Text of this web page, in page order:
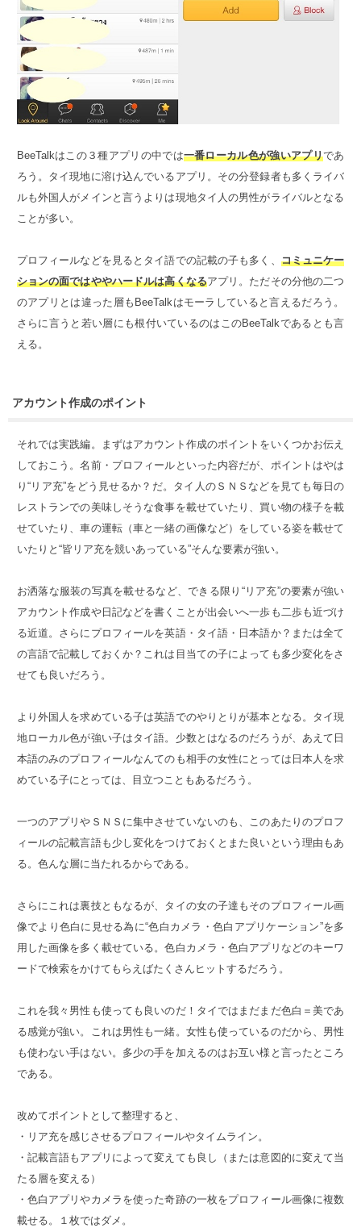
BeeTalkはこの３種アプリの中では一番ローカル色が強いアプリであ
ろう。タイ現地に溶け込んでいるアプリ。その分登録者も多くライバ
ルも外国人がメインと言うよりは現地タイ人の男性がライバルとなる
ことが多い。
プロフィールなどを見るとタイ語での記載の子も多く、 コミュニケー
ションの面ではややハードルは高くなるアプリ。ただその分他の二つ
のアプリとは違った層もBeeTalkはモーラしていると言えるだろう。
さらに言うと若い層にも根付いているのはこのBeeTalkであるとも言
える。
アカウント作成のポイント
それでは実践編。まずはアカウント作成のポイントをいくつかお伝え
しておこう。名前・プロフィールといった内容だが、ポイントはやは
り“リア充”をどう見せるか？だ。タイ人のＳＮＳなどを見ても毎日の
レストランでの美味しそうな食事を載せていたり、買い物の様子を載
せていたり、車の運転（車と一緒の画像など）をしている姿を載せて
いたりと“皆リア充を競いあっている”そんな要素が強い。
お洒落な服装の写真を載せるなど、できる限り“リア充”の要素が強い
アカウント作成や日記などを書くことが出会いへ一歩も二歩も近づけ
る近道。さらにプロフィールを英語・タイ語・日本語か？または全て
の言語で記載しておくか？これは目当ての子によっても多少変化をさ
せても良いだろう。
より外国人を求めている子は英語でのやりとりが基本となる。タイ現
地ローカル色が強い子はタイ語。少数とはなるのだろうが、あえて日
本語のみのプロフィールなんてのも相手の女性にとっては日本人を求
めている子にとっては、目立つこともあるだろう。
一つのアプリやＳＮＳに集中させていないのも、このあたりのプロフ
ィールの記載言語も少し変化をつけておくとまた良いという理由もあ
る。色んな層に当たれるからである。
さらにこれは裏技ともなるが、タイの女の子達もそのプロフィール画
像でより色白に見せる為に“色白カメラ・色白アプリケーション”を多
用した画像を多く載せている。色白カメラ・色白アプリなどのキーワ
ードで検索をかけてもらえばたくさんヒットするだろう。
これを我々男性も使っても良いのだ！タイではまだまだ色白＝美であ
る感覚が強い。これは男性も一緒。女性も使っているのだから、男性
も使わない手はない。多少の手を加えるのはお互い様と言ったところ
である。
改めてポイントとして整理すると、
・リア充を感じさせるプロフィールやタイムライン。
・記載言語もアプリによって変えても良し（または意図的に変えて当
たる層を変える）
・色白アプリやカメラを使った奇跡の一枚をプロフィール画像に複数
載せる。１枚ではダメ。